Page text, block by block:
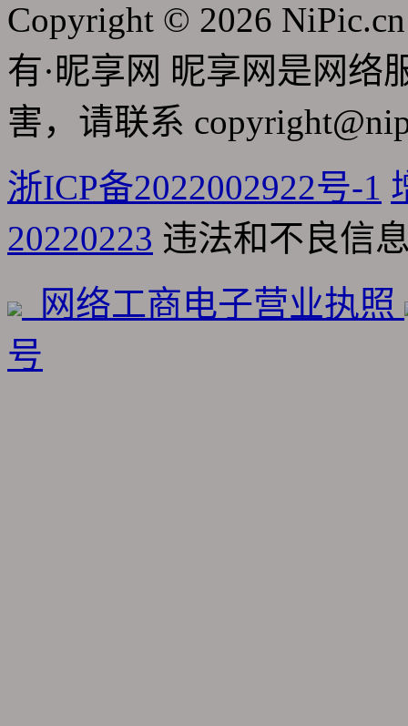
Copyright © 2026
有·昵享网 昵享网是网络
害，请联系
浙ICP备2022002922号-1
20220223 违法和不良信
网络工商电子营业执照
号